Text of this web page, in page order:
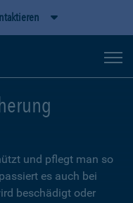
und pflegt man so
es auch bei
beschädigt oder